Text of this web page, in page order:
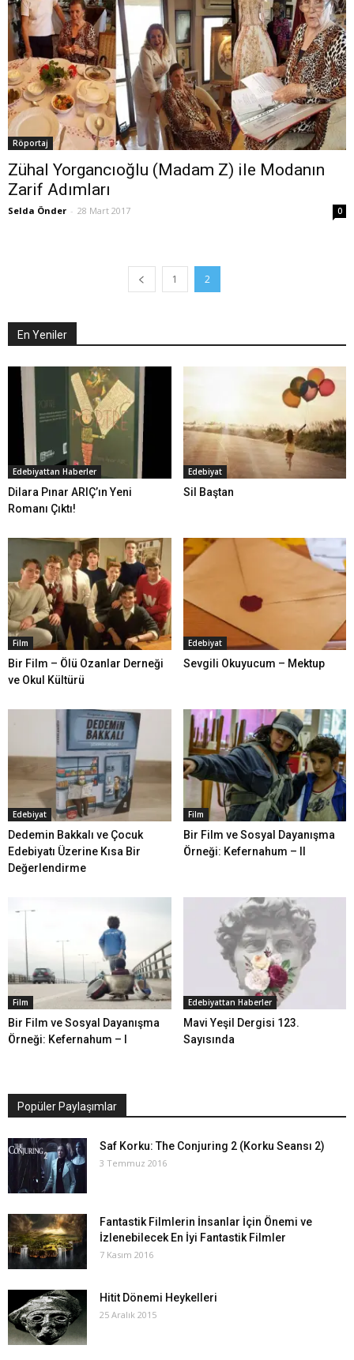
Röportaj
Zühal Yorgancıoğlu (Madam Z) ile Modanın
Zarif Adımları
Selda Önder - 28 Mart 2017 0
1 2
En Yeniler
Edebiyattan Haberler
Dilara Pınar ARIÇ’ın Yeni
Romanı Çıktı!
Edebiyat
Sil Baştan
Film
Bir Film – Ölü Ozanlar Derneği
ve Okul Kültürü
Edebiyat
Sevgili Okuyucum – Mektup
Edebiyat
Dedemin Bakkalı ve Çocuk
Edebiyatı Üzerine Kısa Bir
Değerlendirme
Film
Bir Film ve Sosyal Dayanışma
Örneği: Kefernahum – II
Film
Bir Film ve Sosyal Dayanışma
Örneği: Kefernahum – I
Edebiyattan Haberler
Mavi Yeşil Dergisi 123.
Sayısında
Popüler Paylaşımlar
Saf Korku: The Conjuring 2 (Korku Seansı 2)
3 Temmuz 2016
Fantastik Filmlerin İnsanlar İçin Önemi ve
İzlenebilecek En İyi Fantastik Filmler
7 Kasım 2016
Hitit Dönemi Heykelleri
25 Aralık 2015